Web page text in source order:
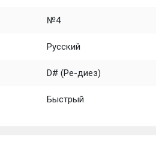
№4
Русский
D# (Ре-диез)
Быстрый